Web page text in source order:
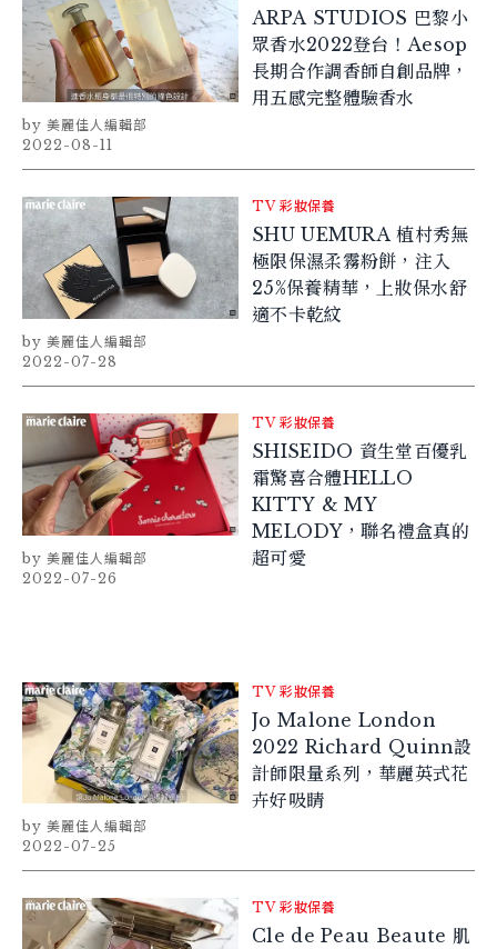
ARPA STUDIOS 巴黎小
眾香水2022登台！Aesop
長期合作調香師自創品牌，
用五感完整體驗香水
美麗佳人編輯部
2022-08-11
TV 彩妝保養
SHU UEMURA 植村秀無
極限保濕柔霧粉餅，注入
25%保養精華，上妝保水舒
適不卡乾紋
美麗佳人編輯部
2022-07-28
TV 彩妝保養
SHISEIDO 資生堂百優乳
霜驚喜合體HELLO
KITTY & MY
MELODY，聯名禮盒真的
超可愛
美麗佳人編輯部
2022-07-26
TV 彩妝保養
Jo Malone London
2022 Richard Quinn設
計師限量系列，華麗英式花
卉好吸睛
美麗佳人編輯部
2022-07-25
TV 彩妝保養
Cle de Peau Beaute 肌